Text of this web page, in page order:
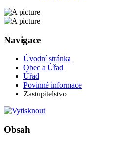
Navigace
Úvodní stránka
Obec a Úřad
Úřad
Povinné informace
Zastupitelstvo
Obsah